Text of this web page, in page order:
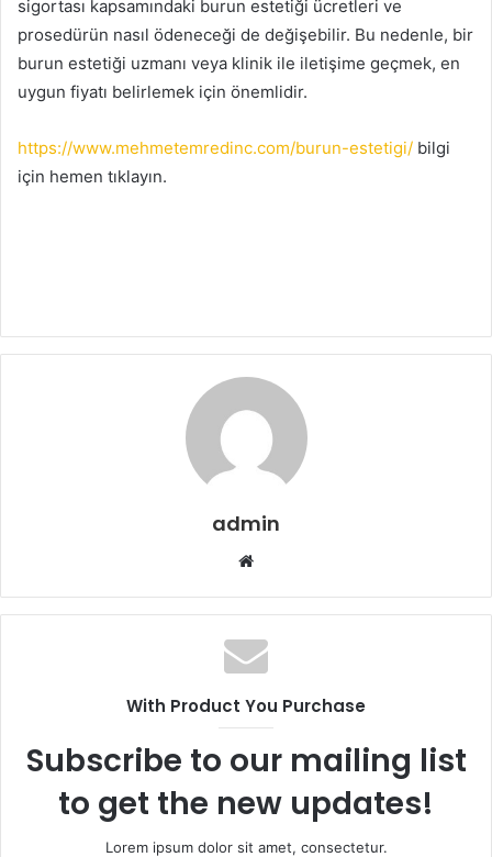
sigortası kapsamındaki burun estetiği ücretleri ve
prosedürün nasıl ödeneceği de değişebilir. Bu nedenle, bir
burun estetiği uzmanı veya klinik ile iletişime geçmek, en
uygun fiyatı belirlemek için önemlidir.
https://www.mehmetemredinc.com/burun-estetigi/ bilgi
için hemen tıklayın.
admin
Web
With Product You Purchase
Subscribe to our mailing list
to get the new updates!
Lorem ipsum dolor sit amet, consectetur.